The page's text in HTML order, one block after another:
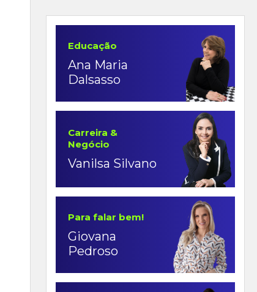
Educação
Ana Maria
Dalsasso
Carreira &
Negócio
Vanilsa Silvano
Para falar bem!
Giovana
Pedroso